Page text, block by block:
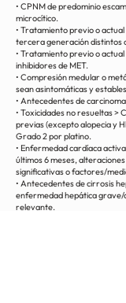
• CPNM de predominio
microcítico.
• Tratamiento previo o
tercera generación distintos
• Tratamiento previo o
inhibidores de MET.
• Compresión medular o
sean asintomáticas y
• Antecedentes de
• Toxicidades no resueltas >
previas (excepto alopecia y
Grado 2 por platino.
• Enfermedad cardíaca
últimos 6 meses,
significativas o factores/
• Antecedentes de cirrosis
enfermedad hepática grave/
relevante.